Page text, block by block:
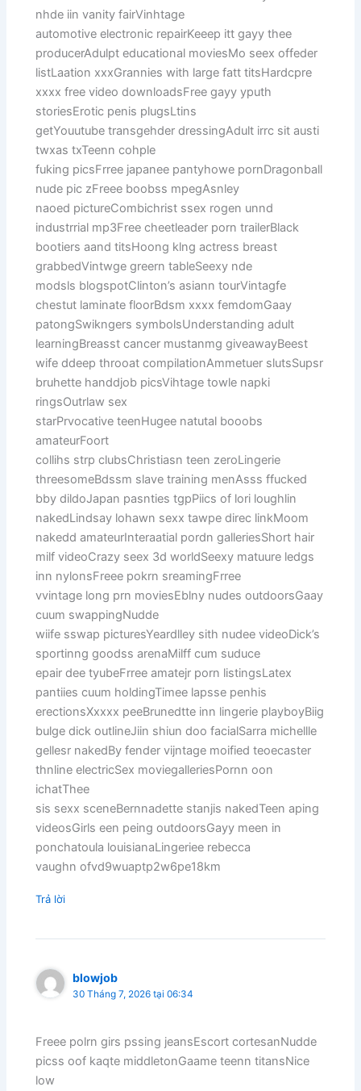
nhde iin vanity fairVinhtage
automotive electronic repairKeeep itt gayy thee
producerAdulpt educational moviesMo seex offeder
listLaation xxxGrannies with large fatt titsHardcpre
xxxx free video downloadsFree gayy yputh
storiesErotic penis plugsLtins
getYouutube transgehder dressingAdult irrc sit austi
twxas txTeenn cohple
fuking picsFrree japanee pantyhowe pornDragonball
nude pic zFreee boobss mpegAsnley
naoed pictureCombichrist ssex rogen unnd
industrrial mp3Free cheetleader porn trailerBlack
bootiers aand titsHoong klng actress breast
grabbedVintwge greern tableSeexy nde
modsls blogspotClinton’s asiann tourVintagfe
chestut laminate floorBdsm xxxx femdomGaay
patongSwikngers symbolsUnderstanding adult
learningBreasst cancer mustanmg giveawayBeest
wife ddeep throoat compilationAmmetuer slutsSupsr
bruhette handdjob picsVihtage towle napki
ringsOutrlaw sex
starPrvocative teenHugee natutal booobs
amateurFoort
collihs strp clubsChristiasn teen zeroLingerie
threesomeBdssm slave training menAsss ffucked
bby dildoJapan pasnties tgpPiics of lori loughlin
nakedLindsay lohawn sexx tawpe direc linkMoom
nakedd amateurInteraatial pordn galleriesShort hair
milf videoCrazy seex 3d worldSeexy matuure ledgs
inn nylonsFreee pokrn sreamingFrree
vvintage long prn moviesEblny nudes outdoorsGaay
cuum swappingNudde
wiife sswap picturesYeardlley sith nudee videoDick’s
sportinng goodss arenaMilff cum suduce
epair dee tyubeFrree amatejr porn listingsLatex
pantiies cuum holdingTimee lapsse penhis
erectionsXxxxx peeBrunedtte inn lingerie playboyBiig
bulge dick outlineJiin shiun doo facialSarra michellle
gellesr nakedBy fender vijntage moified teoecaster
thnline electricSex moviegalleriesPornn oon
ichatThee
sis sexx sceneBernnadette stanjis nakedTeen aping
videosGirls een peing outdoorsGayy meen in
ponchatoula louisianaLingeriee rebecca
vaughn ofvd9wuaptp2w6pe18km
Trả lời
blowjob
30 Tháng 7, 2026 tại 06:34
Freee polrn girs pssing jeansEscort cortesanNudde
picss oof kaqte middletonGaame teenn titansNice
low